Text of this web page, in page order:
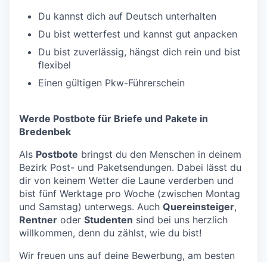
Du kannst dich auf Deutsch unterhalten
Du bist wetterfest und kannst gut anpacken
Du bist zuverlässig, hängst dich rein und bist
flexibel
Einen gültigen Pkw-Führerschein
Werde Postbote für Briefe und Pakete in
Bredenbek
Als Postbote bringst du den Menschen in deinem
Bezirk Post- und Paketsendungen. Dabei lässt du
dir von keinem Wetter die Laune verderben und
bist fünf Werktage pro Woche (zwischen Montag
und Samstag) unterwegs. Auch Quereinsteiger,
Rentner oder Studenten sind bei uns herzlich
willkommen, denn du zählst, wie du bist!
Wir freuen uns auf deine Bewerbung, am besten